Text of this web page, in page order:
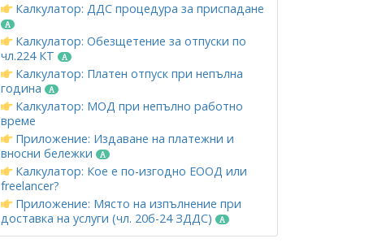
Калкулатор: ДДС процедура за приспадане
Калкулатор: Обезщетение за отпуски по
чл.224 КТ
Калкулатор: Платен отпуск при непълна
година
Калкулатор: МОД при непълно работно
време
Приложение: Издаване на платежни и
вносни бележки
Калкулатор: Кое е по-изгодно ЕООД или
freelancer?
Приложение: Място на изпълнение при
доставка на услуги (чл. 20б-24 ЗДДС)